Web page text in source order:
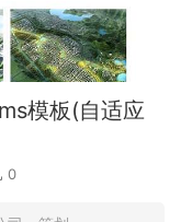
模板(自适应
0